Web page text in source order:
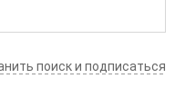
поиск и подписаться